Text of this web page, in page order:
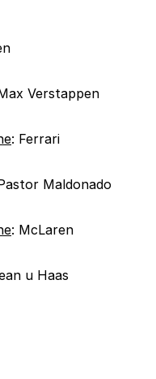
Verstappen
: Ferrari
Maldonado
: McLaren
u Haas